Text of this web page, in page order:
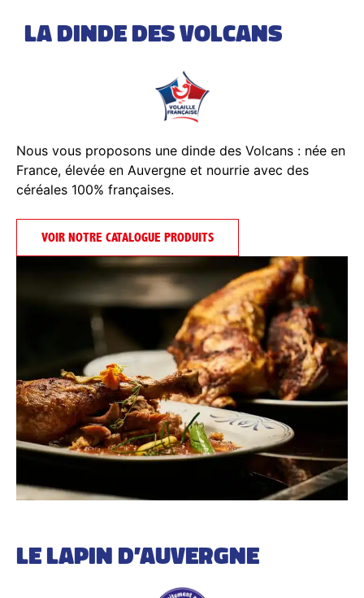
LA DINDE DES VOLCANS
Nous vous proposons une dinde des Volcans : née en
France, élevée en Auvergne et nourrie avec des
céréales 100% françaises.
VOIR NOTRE CATALOGUE PRODUITS
LE LAPIN D’AUVERGNE